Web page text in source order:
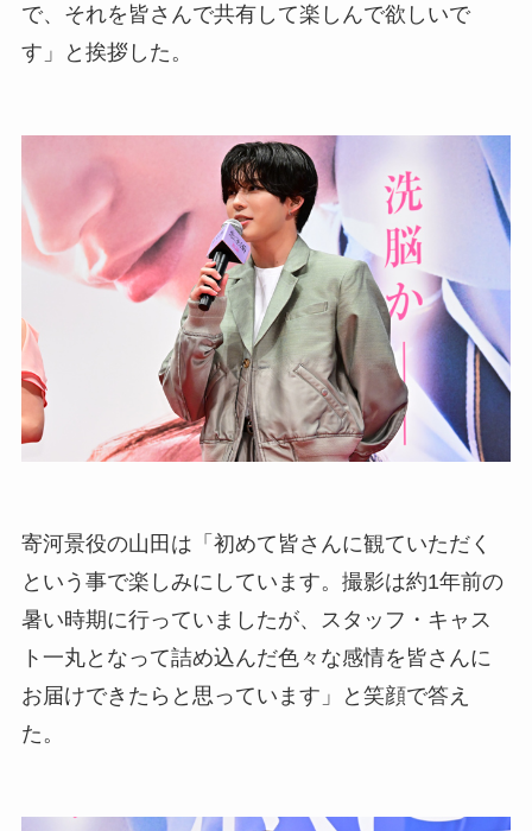
で、それを皆さんで共有して楽しんで欲しいで
す」と挨拶した。
寄河景役の山田は「初めて皆さんに観ていただく
という事で楽しみにしています。撮影は約1年前の
暑い時期に行っていましたが、スタッフ・キャス
ト一丸となって詰め込んだ色々な感情を皆さんに
お届けできたらと思っています」と笑顔で答え
た。